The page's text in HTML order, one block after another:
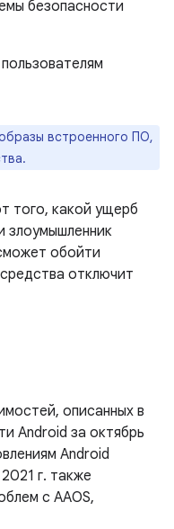
безопасности
встроенного ПО,
того, какой ущерб
злоумышленник
обойти
отключит
описанных в
Android за октябрь
Android
г. также
с AAOS,